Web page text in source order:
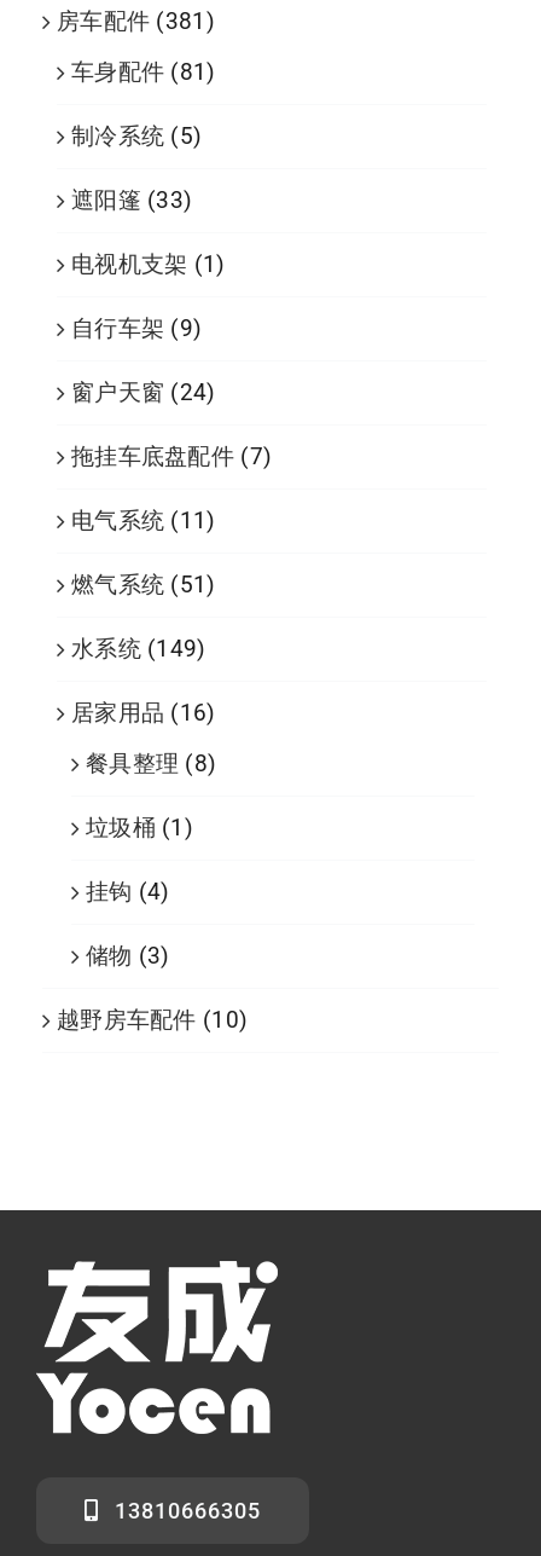
房车配件 (381)
车身配件 (81)
制冷系统 (5)
遮阳篷 (33)
电视机支架 (1)
自行车架 (9)
窗户天窗 (24)
拖挂车底盘配件 (7)
电气系统 (11)
燃气系统 (51)
水系统 (149)
居家用品 (16)
餐具整理 (8)
垃圾桶 (1)
挂钩 (4)
储物 (3)
越野房车配件 (10)
13810666305